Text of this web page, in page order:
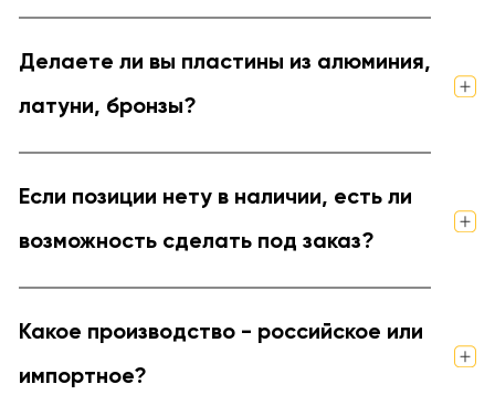
Делаете ли вы пластины из алюминия,
латуни, бронзы?
Если позиции нету в наличии, есть ли
возможность сделать под заказ?
Какое производство - российское или
импортное?